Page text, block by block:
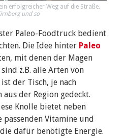
erfolgreicher Weg auf die Straße.
und so
Paleo-Foodtruck bedient
Die Idee hinter Paleo
mit denen der Magen
z.B. alle Arten von
der Tisch, je nach
der Region gedeckt.
Knolle bietet neben
Vitamine und
dafür benötigte Energie.